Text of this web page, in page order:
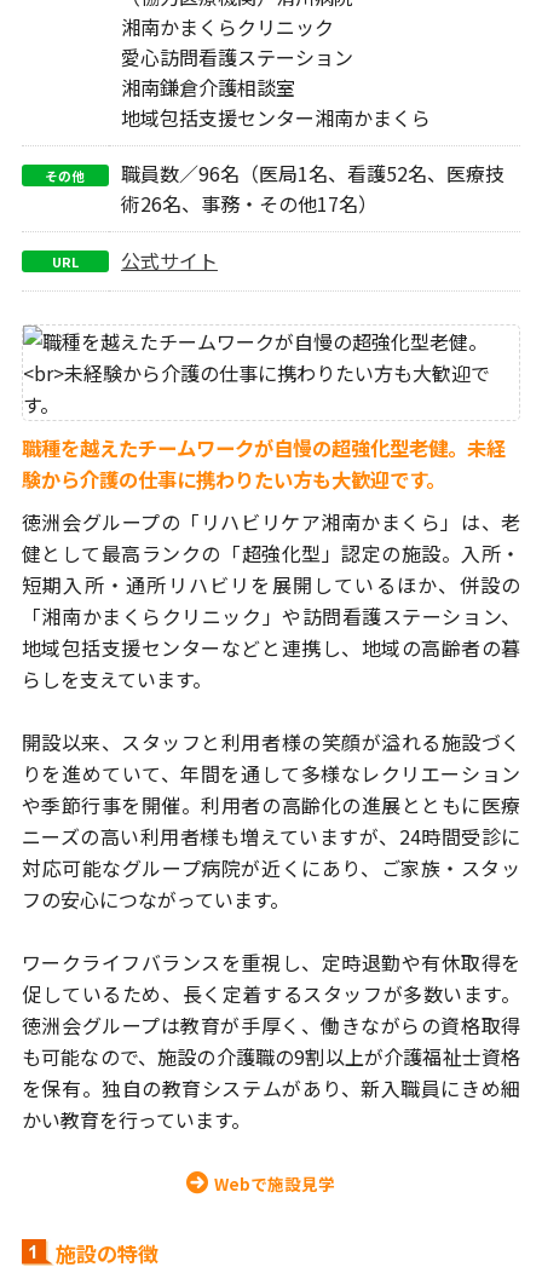
湘南かまくらクリニック
愛心訪問看護ステーション
湘南鎌倉介護相談室
地域包括支援センター湘南かまくら
その他
職員数／96名（医局1名、看護52名、医療技
術26名、事務・その他17名）
URL 公式サイト
職種を越えたチームワークが自慢の超強化型老健。 未経
験から介護の仕事に携わりたい方も大歓迎です。
徳洲会グループの「リハビリケア湘南かまくら」は、老
健として最高ランクの 「超強化型」認定の施設。入所・
短期入所・通所リハビリを展開しているほか、併設の
「湘南かまくらクリニック」や訪問看護ステーション、
地域包括支援センターなどと連携し、地域の高齢者の暮
らしを支えています。
開設以来、スタッフと利用者様の笑顔が溢れる施設づく
りを進めていて、年間を通して多様なレクリエーション
や季節行事を開催。利用者の高齢化の進展と ともに医療
ニーズの高い利用者様も増えていますが、24時間受診に
対応可能なグループ病院が近くにあり、ご家族・スタッ
フの安心につながっています。
ワークライフバランスを重視し、定時退勤や有休取得を
促しているため、長く 定着するスタッフが多数います。
徳洲会グループは教育が手厚く、働きながらの資格取得
も可能なので、施設の介護職の9割以上が介護福祉士資格
を保有。独自の教育システムがあり、新入職員にきめ細
かい教育を行っています。
Webで施設見学
施設の特徴